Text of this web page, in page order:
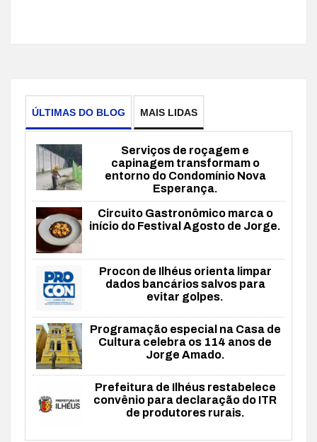
ÚLTIMAS DO BLOG MAIS LIDAS
Serviços de roçagem e
capinagem transformam o
entorno do Condomínio Nova
Esperança.
Circuito Gastronômico marca o
início do Festival Agosto de Jorge.
Procon de Ilhéus orienta limpar
dados bancários salvos para
evitar golpes.
Programação especial na Casa de
Cultura celebra os 114 anos de
Jorge Amado.
Prefeitura de Ilhéus restabelece
convênio para declaração do ITR
de produtores rurais.